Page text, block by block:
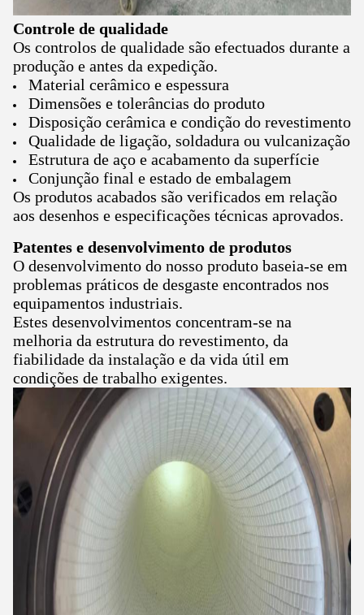
Controle de qualidade
Os controlos de qualidade são efectuados durante a
produção e antes da expedição.
Material cerâmico e espessura
Dimensões e tolerâncias do produto
Disposição cerâmica e condição do revestimento
Qualidade de ligação, soldadura ou vulcanização
Estrutura de aço e acabamento da superfície
Conjunção final e estado de embalagem
Os produtos acabados são verificados em relação
aos desenhos e especificações técnicas aprovados.
Patentes e desenvolvimento de produtos
O desenvolvimento do nosso produto baseia-se em
problemas práticos de desgaste encontrados nos
equipamentos industriais.
Estes desenvolvimentos concentram-se na
melhoria da estrutura do revestimento, da
fiabilidade da instalação e da vida útil em
condições de trabalho exigentes.